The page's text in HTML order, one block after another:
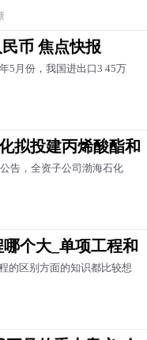
币 焦点快报
5月份，我国进出口3 45万
拟投建丙烯酸酯和
告，全资子公司渤海石化
个大_单项工程和
的区别方面的知识都比较想